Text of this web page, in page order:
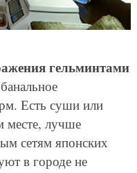
гельминтами
Есть суши или
месте, лучше
сетям японских
в городе не